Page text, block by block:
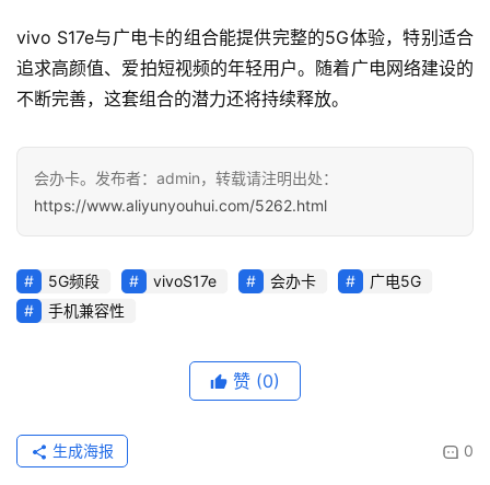
vivo S17e与广电卡的组合能提供完整的5G体验，特别适合
追求高颜值、爱拍短视频的年轻用户。随着广电网络建设的
不断完善，这套组合的潜力还将持续释放。
会办卡。发布者：admin，转载请注明出处：
https://www.aliyunyouhui.com/5262.html
5G频段 vivoS17e 会办卡
广电5G
手机兼容性
赞 (0)
0
生成海报